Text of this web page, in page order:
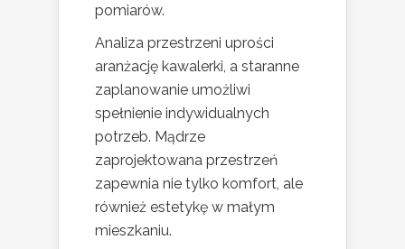
pomiarów.
Analiza przestrzeni uprości
aranżację kawalerki, a staranne
zaplanowanie umożliwi
spełnienie indywidualnych
potrzeb. Mądrze
zaprojektowana przestrzeń
zapewnia nie tylko komfort, ale
również estetykę w małym
mieszkaniu.